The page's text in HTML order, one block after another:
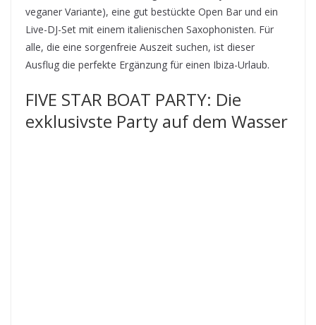
veganer Variante), eine gut bestückte Open Bar und ein
Live-DJ-Set mit einem italienischen Saxophonisten. Für
alle, die eine sorgenfreie Auszeit suchen, ist dieser
Ausflug die perfekte Ergänzung für einen Ibiza-Urlaub.
FIVE STAR BOAT PARTY: Die
exklusivste Party auf dem Wasser